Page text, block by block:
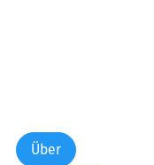
Über